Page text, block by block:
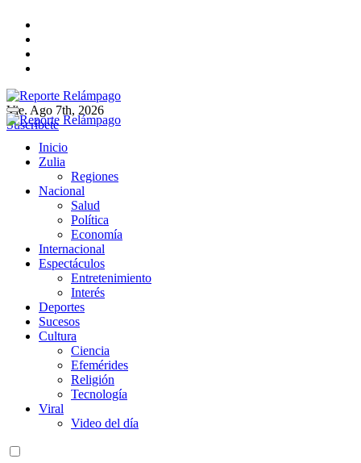
contenido
Reporte Relámpago
Claridad y rigor en cada noticia
Vie. Ago 7th, 2026
Suscríbete
Reporte Relámpago
Claridad y rigor en cada noticia
Inicio
Zulia
Regiones
Nacional
Salud
Política
Economía
Internacional
Espectáculos
Entretenimiento
Interés
Deportes
Sucesos
Cultura
Ciencia
Efemérides
Religión
Tecnología
Viral
Video del día